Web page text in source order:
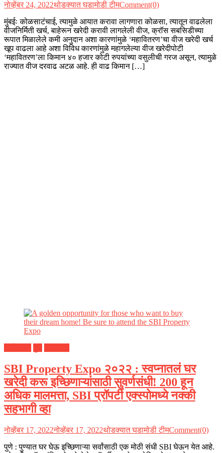
नोव्हेंबर 24, 2022थोडक्यात घडामोडी टीमComment(0)
मुंबईः कोळसाटंचाई, त्यामुळे आयात करावा लागणारा कोळसा, त्यातून वाढलेला
वीजनिर्मिती खर्च, बाहेरून खरेदी करावी लागलेली वीज, क्रॉस सबसिडीच्या
रूपात मिळालेले कमी अनुदान अशा कारणांमुळे ‘महावितरण’चा वीज खरेदी खर्च
खूप वाढला आहे अशा विविध कारणांमुळे महागलेल्या वीज खरेदीपोटी
‘महावितरण’ला किमान ४० हजार कोटी रुपयांच्या वसुलीची गरज असून, त्यामुळे
राज्यात वीज दरवाढ अटळ आहे. ही वाढ किमान […]
SBI Property Expo २०२२ : स्वप्नातलं घर
खरेदी करू इच्छिणाऱ्यांसाठी सुवर्णसंधी! 200 हून
अधिक मालमत्ता, SBI प्रॉपर्टी एक्स्पोमध्ये नक्की
सहभागी व्हा
नोव्हेंबर 17, 2022नोव्हेंबर 17, 2022थोडक्यात घडामोडी टीमComment(0)
पुणे : पुण्यात घर घेऊ इच्छिणाऱ्या सर्वांसाठी एक मोठी संधी SBI घेऊन येत आहे.